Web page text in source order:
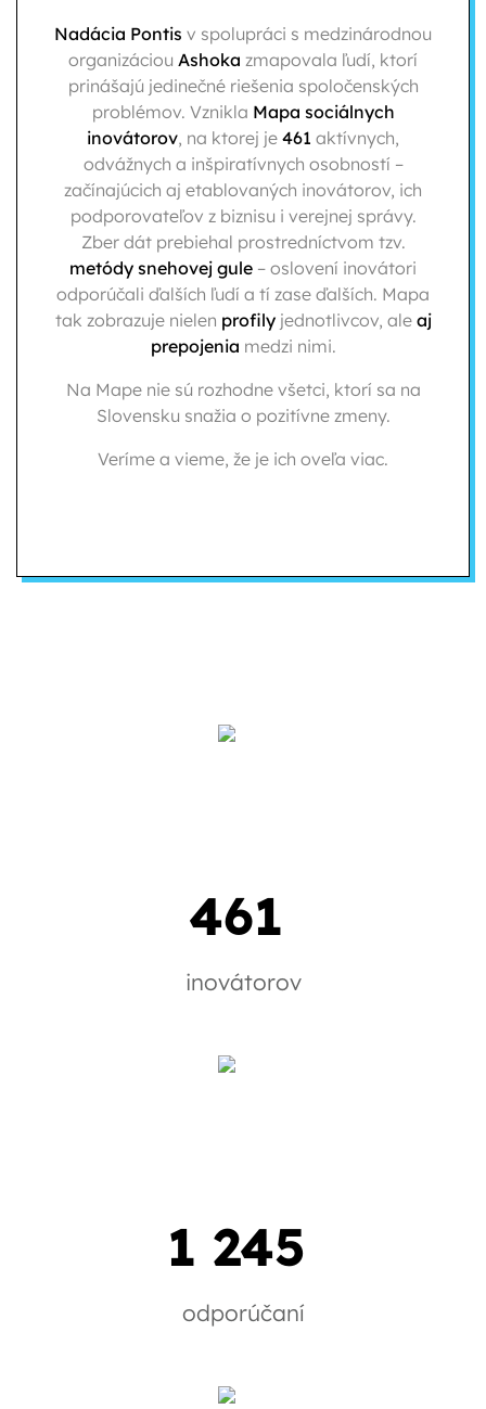
Nadácia Pontis v spolupráci s medzinárodnou
organizáciou Ashoka zmapovala ľudí, ktorí
prinášajú jedinečné riešenia spoločenských
problémov. Vznikla Mapa sociálnych
inovátorov, na ktorej je 461 aktívnych,
odvážnych a inšpiratívnych osobností –
začínajúcich aj etablovaných inovátorov, ich
podporovateľov z biznisu i verejnej správy.
Zber dát prebiehal prostredníctvom tzv.
metódy snehovej gule – oslovení inovátori
odporúčali ďalších ľudí a tí zase ďalších. Mapa
tak zobrazuje nielen profilyjednotlivcov, ale aj
prepojenia medzi nimi.
Na Mape nie sú rozhodne všetci, ktorí sa na
Slovensku snažia o pozitívne zmeny.
Veríme a vieme, že je ich oveľa viac.
461
inovátorov
1 245
odporúčaní